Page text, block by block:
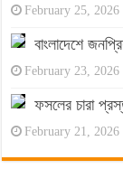
February 25, 2026
বাংলাদেশে
February 23, 2026
ফসলের চারা
February 21, 2026